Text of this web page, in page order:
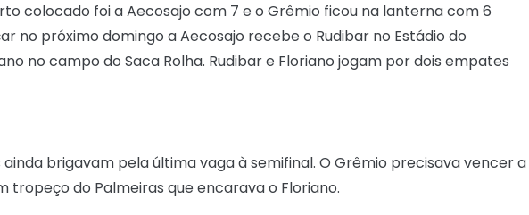
colocado foi a Aecosajo com 7 e o Grêmio ficou na lanterna com 6
no próximo domingo a Aecosajo recebe o Rudibar no Estádio do
no campo do Saca Rolha. Rudibar e Floriano jogam por dois empates
brigavam pela última vaga à semifinal. O Grêmio precisava vencer a
do Palmeiras que encarava o Floriano.